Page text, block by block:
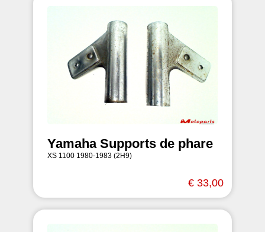
Yamaha Supports de phare
XS 1100 1980-1983 (2H9)
€ 33,00